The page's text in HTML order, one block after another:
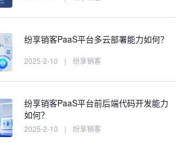
纷享销客PaaS平台多云部署能力如何？
2025-2-10 | 纷享销客
纷享销客PaaS平台前后端代码开发能力
如何？
2025-2-10 | 纷享销客